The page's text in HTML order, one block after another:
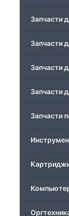
Запчасти
Запчасти
Запчасти
Запчасти
Запчасти